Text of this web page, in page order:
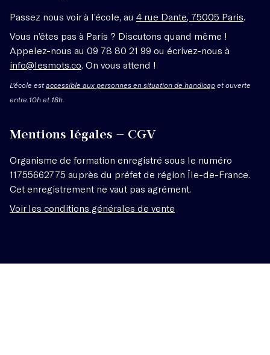
Passez nous voir à l’école, au 4 rue Dante, 75005 Paris
Vous n’êtes pas à Paris ? Discutons quand même !
Appelez-nous au 09 78 80 21 99 ou écrivez-nous à
info@lesmots.co . On vous attend !
L'école estaccessible aux personnes en situation de handicap et ouverte
entre 10h et 18h.
Mentions légales – CGV
Organisme de formation enregistré sous le numéro
11755662775 auprès du préfet de région Île-de-France.
Cet enregistrement ne vaut pas agrément.
Voir les conditions générales de vente